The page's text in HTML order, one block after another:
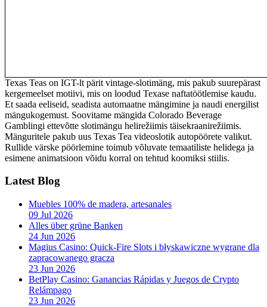
Texas Teas on IGT-lt pärit vintage-slotimäng, mis pakub suurepärast
kergemeelset motiivi, mis on loodud Texase naftatöötlemise kaudu.
Et saada eeliseid, seadista automaatne mängimine ja naudi energilist
mängukogemust. Soovitame mängida Colorado Beverage
Gamblingi ettevõtte slotimängu helirežiimis täisekraanirežiimis.
Mänguritele pakub uus Texas Tea videoslotik autopöörete valikut.
Rullide värske pöörlemine toimub võluvate temaatiliste helidega ja
esimene animatsioon võidu korral on tehtud koomiksi stiilis.
Latest Blog
Muebles 100% de madera, artesanales
09 Jul 2026
Alles über grüne Banken
24 Jun 2026
Magius Casino: Quick‑Fire Slots i błyskawiczne wygrane dla
zapracowanego gracza
23 Jun 2026
BetPlay Casino: Ganancias Rápidas y Juegos de Crypto
Relámpago
23 Jun 2026